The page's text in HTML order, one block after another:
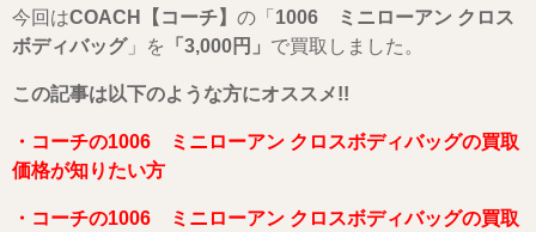
今回はCOACH【コーチ】 の「 1006 ミニローアン クロス
ボディバッグ」を 「3,000円」 で買取しました。
こ の記事は以下のような方にオススメ!!
・コーチの1006 ミニローアン クロスボディバッグの買取
価格が知りたい方
・コーチの1006 ミニローアン クロスボディバッグの買取